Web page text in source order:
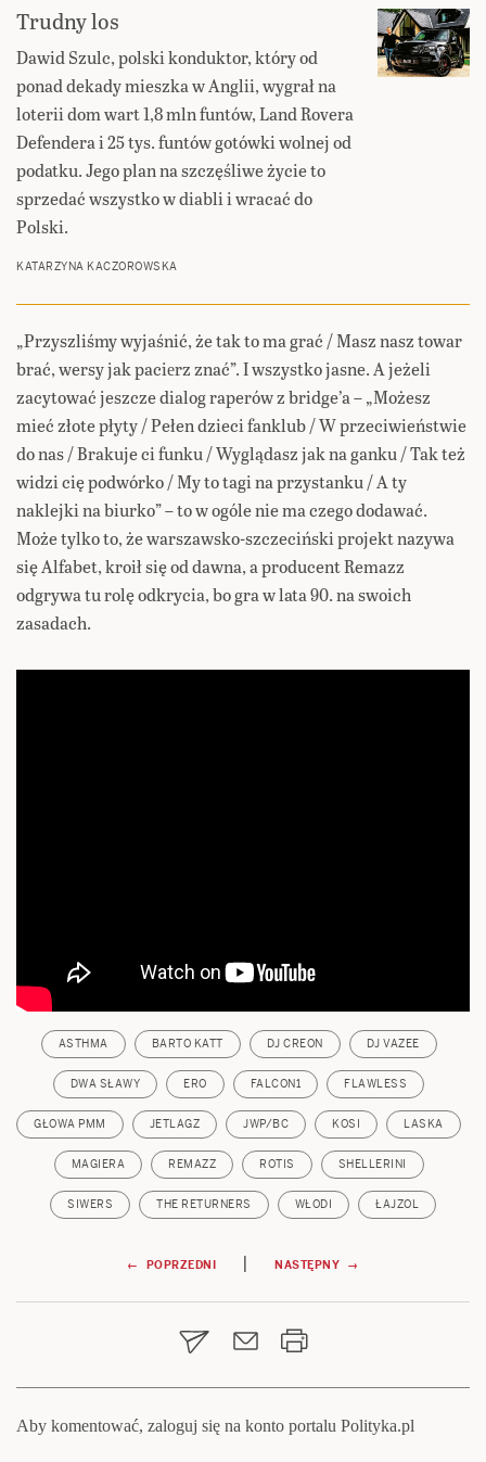
Trudny los
Dawid Szulc, polski konduktor, który od
ponad dekady mieszka w Anglii, wygrał na
loterii dom wart 1,8 mln funtów, Land Rovera
Defendera i 25 tys. funtów gotówki wolnej od
podatku. Jego plan na szczęśliwe życie to
sprzedać wszystko w diabli i wracać do
Polski.
KATARZYNA KACZOROWSKA
„Przyszliśmy wyjaśnić, że tak to ma grać / Masz nasz towar
brać, wersy jak paciеrz znać”. I wszystko jasne. A jeżeli
zacytować jeszcze dialog raperów z bridge’a – „Możesz
mieć złote płyty / Pełen dzieci fanklub / W przeciwieństwie
do nas / Brakuje ci funku / Wyglądasz jak na ganku / Tak też
widzi cię podwórko / My to tagi na przystanku / A ty
naklejki na biurko” – to w ogóle nie ma czego dodawać.
Może tylko to, że warszawsko-szczeciński projekt nazywa
się Alfabet, kroił się od dawna, a producent Remazz
odgrywa tu rolę odkrycia, bo gra w lata 90. na swoich
zasadach.
ASTHMA BARTO KATT DJ CREON DJ VAZEE
DWA SŁAWY ERO FALCON1 FLAWLESS
GŁOWA PMM JETLAGZ JWP/BC KOSI LASKA
MAGIERA REMAZZ ROTIS SHELLERINI
SIWERS THE RETURNERS WŁODI ŁAJZOL
Nawigacja
wpisu
← POPRZEDNI | NASTĘPNY →
Aby komentować, zaloguj się na konto portalu Polityka.pl